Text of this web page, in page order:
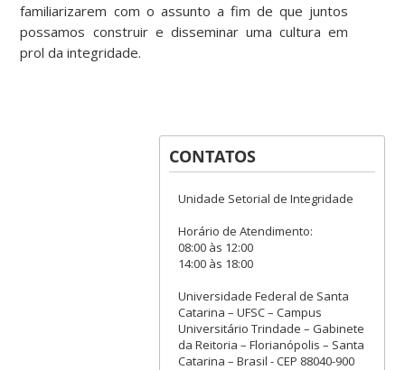
familiarizarem com o assunto a fim de que juntos
possamos construir e disseminar uma cultura em
prol da integridade.
CONTATOS
Unidade Setorial de Integridade
Horário de Atendimento:
08:00 às 12:00
14:00 às 18:00
Universidade Federal de Santa
Catarina – UFSC – Campus
Universitário Trindade – Gabinete
da Reitoria – Florianópolis – Santa
Catarina – Brasil - CEP 88040-900